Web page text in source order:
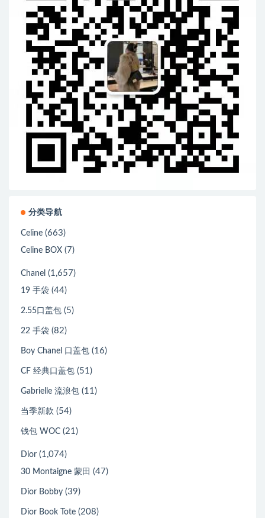
分类导航
Celine (663)
Celine BOX (7)
Chanel (1,657)
19 手袋 (44)
2.55口盖包 (5)
22 手袋 (82)
Boy Chanel 口盖包 (16)
CF 经典口盖包 (51)
Gabrielle 流浪包 (11)
当季新款 (54)
钱包 WOC (21)
Dior (1,074)
30 Montaigne 蒙田 (47)
Dior Bobby (39)
Dior Book Tote (208)